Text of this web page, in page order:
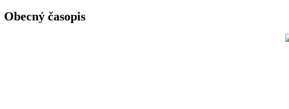
Obecný časopis